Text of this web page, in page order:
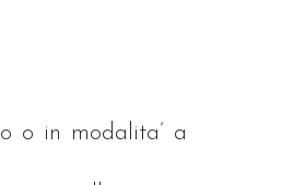
o in modalita’ a